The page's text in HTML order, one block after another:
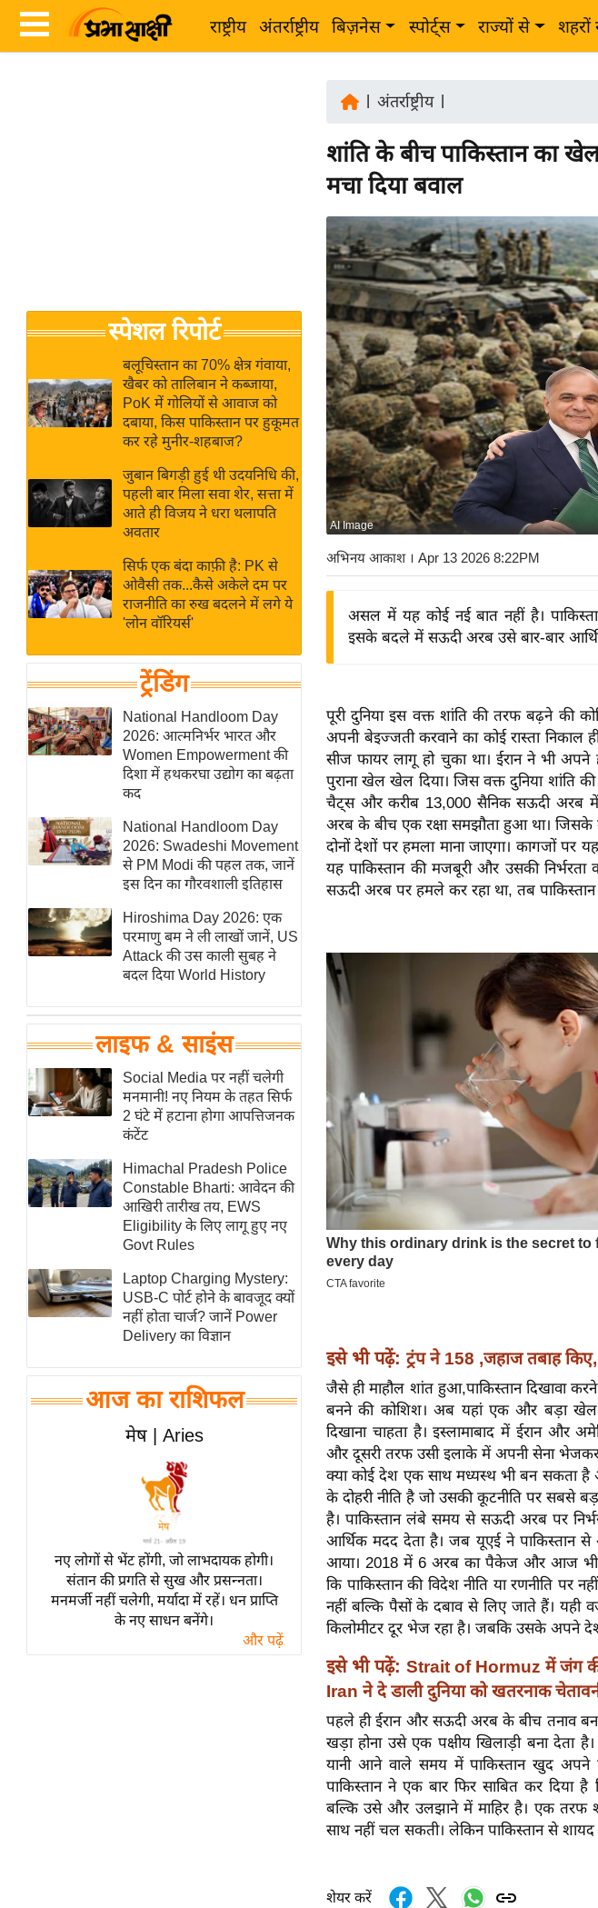
राष्ट्रीय अंतर्राष्ट्रीय बिज़नेस स्पोर्ट्स राज्यों से शहरों
Breaking
News in
Hindi
Hindi
Videos
जगत
राय
बजट
IPL
2026
ई-पेपर
मिसाल बेमिसाल
शख्सियत
यंग इंडिया
साहित्य जगत
ऑटो वर्ल्ड
न्यूज ब्रीफ
मनोरंजन जगत
बॉलीवुड
हॉलीवुड
फिल्म समीक्षा
Breaking
News
लाइफस्टाइल
टेक्नॉलॉजी
घरेलू नुस्खे
पर्यटन स्थल
फिटनेस मंत्रा
रिलेशनशिप
राजनीति
विश्लेषण
समसामयिक
मातृभूमि
एम.
आर.
आई.
समीक्षा
धर्म
ज्योतिष
त्योहार
राशिफल
विशेष
स्पेशल रिपोर्ट
बलूचिस्तान का 70% क्षेत्र गंवाया,
खैबर को तालिबान ने कब्जाया,
PoK में गोलियों से आवाज को
दबाया, किस पाकिस्तान पर हुकूमत
कर रहे मुनीर-शहबाज?
जुबान बिगड़ी हुई थी उदयनिधि की,
पहली बार मिला सवा शेर, सत्ता में
आते ही विजय ने धरा थलापति
अवतार
सिर्फ एक बंदा काफ़ी है: PK से
ओवैसी तक...कैसे अकेले दम पर
राजनीति का रुख बदलने में लगे ये
'लोन वॉरियर्स'
ट्रेंडिंग
National Handloom Day
2026: आत्मनिर्भर भारत और
Women Empowerment की
दिशा में हथकरघा उद्योग का बढ़ता
कद
National Handloom Day
2026: Swadeshi Movement
से PM Modi की पहल तक, जानें
इस दिन का गौरवशाली इतिहास
Hiroshima Day 2026: एक
परमाणु बम ने ली लाखों जानें, US
Attack की उस काली सुबह ने
बदल दिया World History
लाइफ & साइंस
Social Media पर नहीं चलेगी
मनमानी! नए नियम के तहत सिर्फ
2 घंटे में हटाना होगा आपत्तिजनक
कंटेंट
Himachal Pradesh Police
Constable Bharti: आवेदन की
आखिरी तारीख तय, EWS
Eligibility के लिए लागू हुए नए
Govt Rules
Laptop Charging Mystery:
USB-C पोर्ट होने के बावजूद क्यों
नहीं होता चार्ज? जानें Power
Delivery का विज्ञान
आज का राशिफल
मेष | Aries
नए लोगों से भेंट होंगी, जो लाभदायक होगी।
संतान की प्रगति से सुख और प्रसन्नता।
मनमर्जी नहीं चलेगी, मर्यादा में रहें। धन प्राप्ति
के नए साधन बनेंगे।
और पढ़ें
अंतर्राष्ट्रीय|
शांति के बीच पाकिस्तान का
मचा दिया बवाल
AI Image
अभिनय आकाश। Apr 13 2026 8:22PM
असल में यह कोई नई बात नहीं है।
इसके बदले में सऊदी अरब उसे बार-बार
पूरी दुनिया इस वक्त शांति की तरफ बढ़ने की
अपनी बेइज्जती करवाने का कोई रास्ता निकाल
सीज फायर लागू हो चुका था। ईरान ने भी अपने
पुराना खेल खेल दिया। जिस वक्त दुनिया शांति
चैट्स और करीब 13,000 सैनिक सऊदी अरब
अरब के बीच एक रक्षा समझौता हुआ था। जिसके
दोनों देशों पर हमला माना जाएगा। कागजों
यह पाकिस्तान की मजबूरी और उसकी
सऊदी अरब पर हमले कर रहा था, तब
इसे भी पढ़ें: ट्रंप ने 158 ,जहाज तबाह
जैसे ही माहौल शांत हुआ,पाकिस्तान दिखावा
बनने की कोशिश। अब यहां एक और बड़ा खेल
दिखाना चाहता है। इस्लामाबाद में ईरान और
और दूसरी तरफ उसी इलाके में अपनी सेना
क्या कोई देश एक साथ मध्यस्थ भी बन सकता है
के दोहरी नीति है जो उसकी कूटनीति पर सबसे
है। पाकिस्तान लंबे समय से सऊदी अरब पर
आर्थिक मदद देता है। जब यूएई ने पाकिस्तान
आया। 2018 में 6 अरब का पैकेज और आज भी
कि पाकिस्तान की विदेश नीति या रणनीति पर
नहीं बल्कि पैसों के दबाव से लिए जाते हैं। यही
किलोमीटर दूर भेज रहा है। जबकि उसके अपने
इसे भी पढ़ें: Strait of Hormuz में जंग
Iran ने दे डाली दुनिया को खतरनाक
पहले ही ईरान और सऊदी अरब के बीच तनाव
खड़ा होना उसे एक पक्षीय खिलाड़ी बना देता
यानी आने वाले समय में पाकिस्तान खुद
पाकिस्तान ने एक बार फिर साबित कर दिया है
बल्कि उसे और उलझाने में माहिर है। एक तरफ
साथ नहीं चल सकती। लेकिन पाकिस्तान से शायद
शेयर करें